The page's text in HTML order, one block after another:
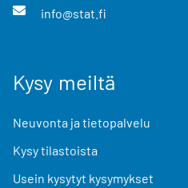
info@stat.fi
Kysy meiltä
Neuvonta ja tietopalvelu
Kysy tilastoista
Usein kysytyt kysymykset